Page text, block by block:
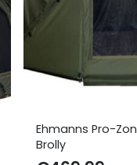
Ehmanns Pro-
Brolly